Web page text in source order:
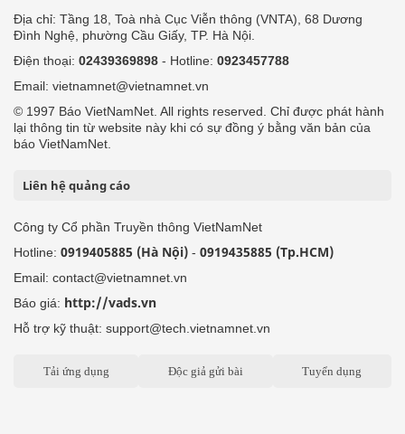
Địa chỉ: Tầng 18, Toà nhà Cục Viễn thông (VNTA), 68 Dương
Đình Nghệ, phường Cầu Giấy, TP. Hà Nội.
Điện thoại: 02439369898 - Hotline: 0923457788
Email: vietnamnet@vietnamnet.vn
© 1997 Báo VietNamNet. All rights reserved. Chỉ được phát hành
lại thông tin từ website này khi có sự đồng ý bằng văn bản của
báo VietNamNet.
Liên hệ quảng cáo
Công ty Cổ phần Truyền thông VietNamNet
Hotline: 0919405885 (Hà Nội) - 0919435885 (Tp.HCM)
Email: contact@vietnamnet.vn
Báo giá: http://vads.vn
Hỗ trợ kỹ thuật: support@tech.vietnamnet.vn
Tải ứng dụng Độc giả gửi bài Tuyển dụng